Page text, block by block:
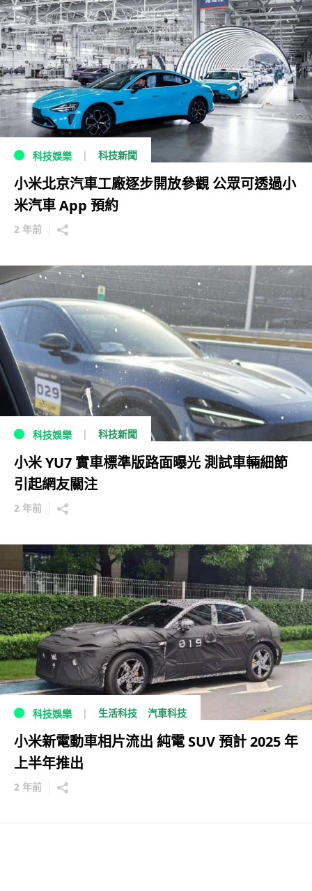
科技娛樂 科技新聞
小米北京汽車工廠逐步開放參觀 公眾可透過小
米汽車 App 預約
2 年前
科技娛樂 科技新聞
小米 YU7 實車標準版路面曝光 測試車輛細節
引起網友關注
2 年前
科技娛樂 生活科技 汽車科技
小米新電動車相片流出 純電 SUV 預計 2025 年
上半年推出
2 年前